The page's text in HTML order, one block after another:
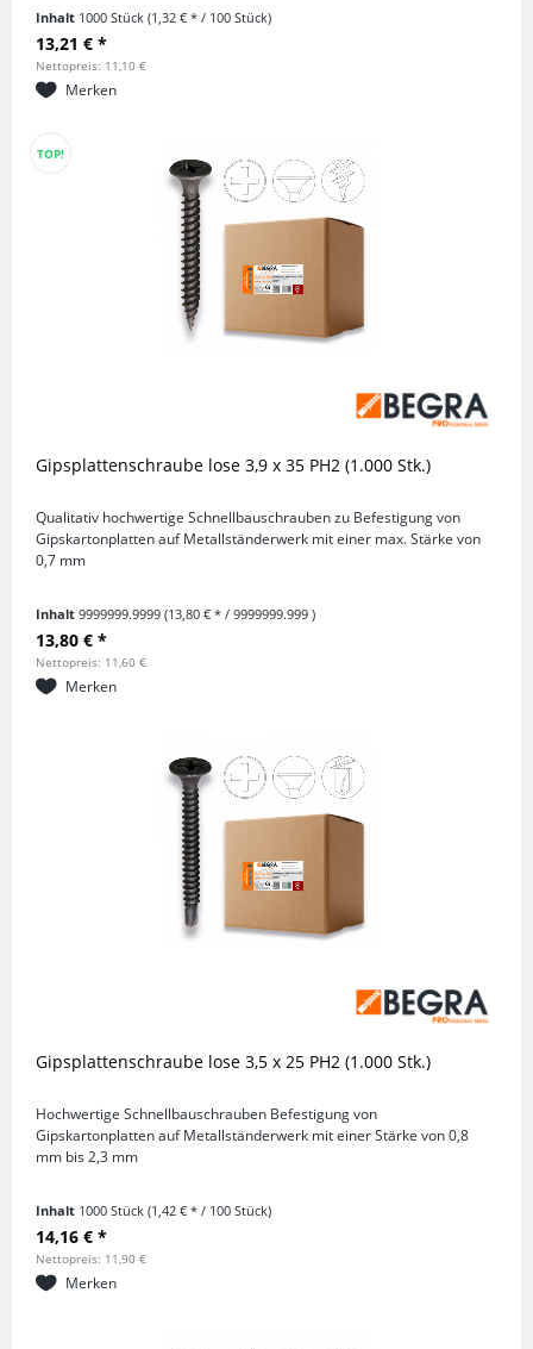
Inhalt 1000 Stück(1,32 € * / 100 Stück)
13,21 € *
Nettopreis: 11,10 €
Merken
TOP!
Gipsplattenschraube lose 3,9 x 35 PH2 (1.000 Stk.)
Qualitativ hochwertige Schnellbauschrauben zu Befestigung von
Gipskartonplatten auf Metallständerwerk mit einer max. Stärke von
0,7 mm
Inhalt9999999.9999(13,80 € * / 9999999.999 )
13,80 € *
Nettopreis: 11,60 €
Merken
Gipsplattenschraube lose 3,5 x 25 PH2 (1.000 Stk.)
Hochwertige Schnellbauschrauben Befestigung von
Gipskartonplatten auf Metallständerwerk mit einer Stärke von 0,8
mm bis 2,3 mm
Inhalt 1000 Stück(1,42 € * / 100 Stück)
14,16 € *
Nettopreis: 11,90 €
Merken